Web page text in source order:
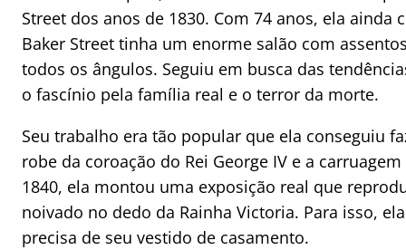
Street dos anos de 1830. Com 74 anos, ela
Baker Street tinha um enorme salão com
todos os ângulos. Seguiu em busca das
o fascínio pela família real e o terror da morte.
Seu trabalho era tão popular que ela conseguiu
robe da coroação do Rei George IV e a
1840, ela montou uma exposição real que
noivado no dedo da Rainha Victoria. Para isso,
precisa de seu vestido de casamento.